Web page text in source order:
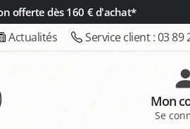
offerte dès 160 € d'achat*
Actualités Service client :03 89
Mon
Se